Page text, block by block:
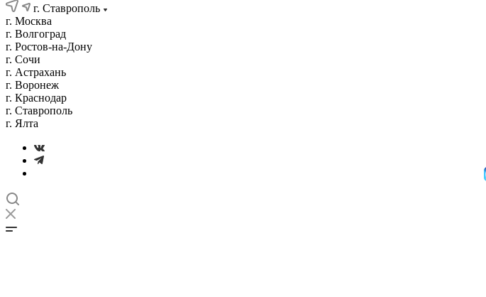
г. Ставрополь
г. Москва
г. Волгоград
г. Ростов-на-Дону
г. Сочи
г. Астрахань
г. Воронеж
г. Краснодар
г. Ставрополь
г. Ялта